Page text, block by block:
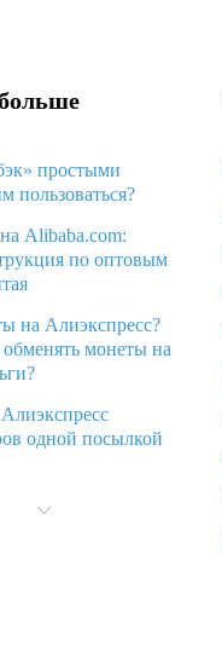
простыми
пользоваться?
Alibaba.com:
по оптовым
на Алиэкспресс?
монеты на
Алиэкспресс
одной посылкой
делать?